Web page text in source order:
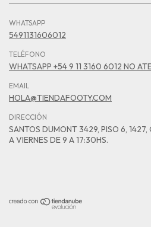
WHATSAPP
5491131606012
TELÉFONO
WHATSAPP +54 9 11 3160 6012 NO
EMAIL
HOLA@TIENDAFOOTY.COM
DIRECCIÓN
SANTOS DUMONT 3429, PISO 6, 1427,
A VIERNES DE 9 A 17:30HS.